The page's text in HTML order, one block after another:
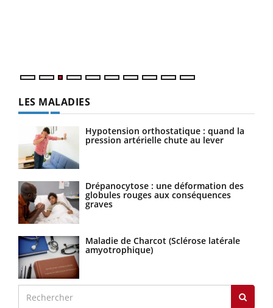
LES MALADIES
Hypotension orthostatique : quand la
pression artérielle chute au lever
Drépanocytose : une déformation des
globules rouges aux conséquences
graves
Maladie de Charcot (Sclérose latérale
amyotrophique)